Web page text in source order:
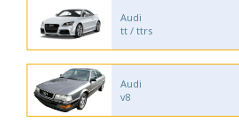
Audi
tt / ttrs
Audi
v8